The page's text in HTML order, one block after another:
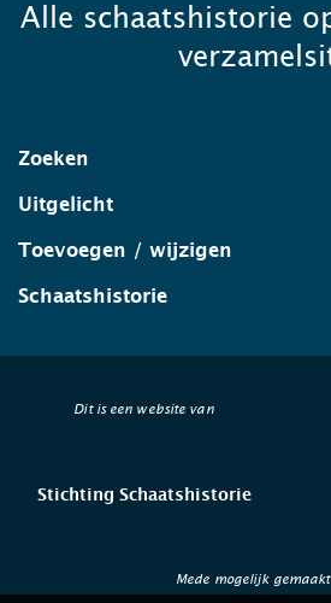
Alle schaatshistorie
Zoeken
Uitgelicht
Toevoegen / wijzigen
Schaatshistorie
Dit is een website van
Stichting Schaatshistorie
Mede mogelijk